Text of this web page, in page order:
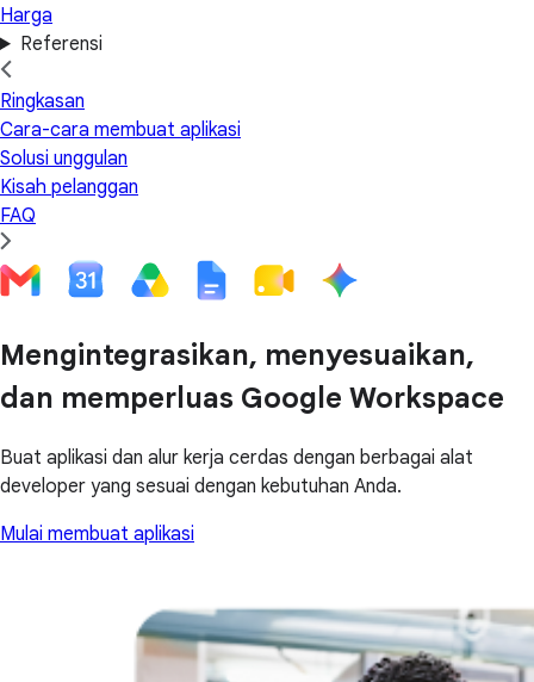
Harga
Referensi
Ringkasan
Cara-cara membuat aplikasi
Solusi unggulan
Kisah pelanggan
FAQ
Mengintegrasikan, menyesuaikan,
dan memperluas Google Workspace
Buat aplikasi dan alur kerja cerdas dengan berbagai alat
developer yang sesuai dengan kebutuhan Anda.
Mulai membuat aplikasi